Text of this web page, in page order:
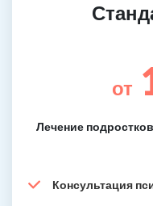
от
Лечение
Консультация